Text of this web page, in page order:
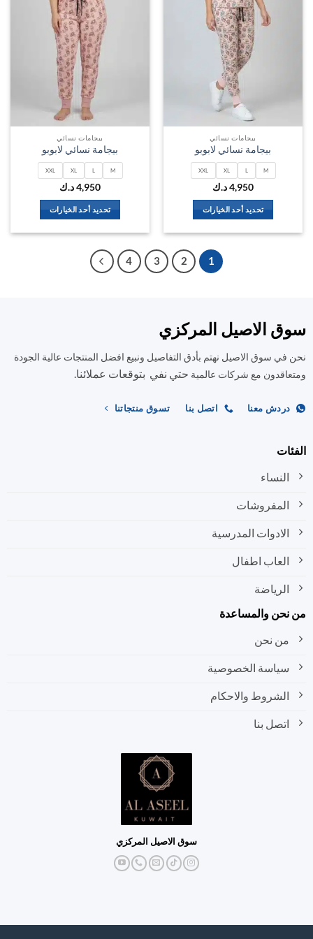
الخيارات
على
صفحة
المنتج
الخيارات
على
صفحة
المنتج
بيجامات نسائي
بيجامة نسائي لابوبو
M
L
XL
XXL
4,950د.ك
تحديد أحد الخيارات
من
الأشكال
الخيارات
على
المنتج
بيجامات نسائي
بيجامة نسائي لابوبو
M
L
XL
XXL
4,950د.ك
تحديد أحد الخيارات
الخيارات
على
1
2
3
4
سوق الاصيل المركزي
نحن في سوق الاصيل نهتم بأدق التفاصيل ونبيع افضل المنتجات عالية الجودة
ومتعاقدون مع شركات عالمية حتي نفي بتوقعات عملائنا.
دردش معنا اتصل بنا تسوق منتجاتنا
الفئات
النساء
المفروشات
الادوات المدرسية
العاب اطفال
الرياضة
من نحن والمساعدة
من نحن
سياسة الخصوصية
الشروط والاحكام
اتصل بنا
سوق الاصيل المركزي